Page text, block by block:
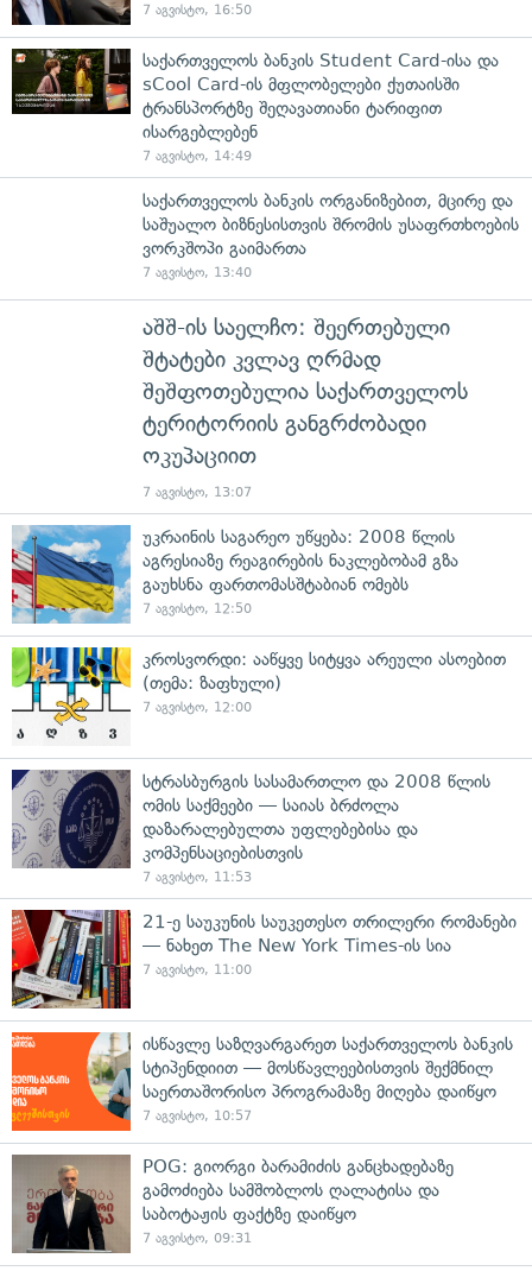
7 აგვისტო, 16:50
საქართველოს ბანკის Student Card-ისა და
sCool Card-ის მფლობელები ქუთაისში
ტრანსპორტზე შეღავათიანი ტარიფით
ისარგებლებენ
7 აგვისტო, 14:49
საქართველოს ბანკის ორგანიზებით, მცირე და
საშუალო ბიზნესისთვის შრომის უსაფრთხოების
ვორკშოპი გაიმართა
7 აგვისტო, 13:40
აშშ-ის საელჩო: შეერთებული
შტატები კვლავ ღრმად
შეშფოთებულია საქართველოს
ტერიტორიის განგრძობადი
ოკუპაციით
7 აგვისტო, 13:07
უკრაინის საგარეო უწყება: 2008 წლის
აგრესიაზე რეაგირების ნაკლებობამ გზა
გაუხსნა ფართომასშტაბიან ომებს
7 აგვისტო, 12:50
კროსვორდი: ააწყვე სიტყვა არეული ასოებით
(თემა: ზაფხული)
7 აგვისტო, 12:00
სტრასბურგის სასამართლო და 2008 წლის
ომის საქმეები — საიას ბრძოლა
დაზარალებულთა უფლებებისა და
კომპენსაციებისთვის
7 აგვისტო, 11:53
21-ე საუკუნის საუკეთესო თრილერი რომანები
— ნახეთ The New York Times-ის სია
7 აგვისტო, 11:00
ისწავლე საზღვარგარეთ საქართველოს ბანკის
სტიპენდიით — მოსწავლეებისთვის შექმნილ
საერთაშორისო პროგრამაზე მიღება დაიწყო
7 აგვისტო, 10:57
POG: გიორგი ბარამიძის განცხადებაზე
გამოძიება სამშობლოს ღალატისა და
საბოტაჟის ფაქტზე დაიწყო
7 აგვისტო, 09:31